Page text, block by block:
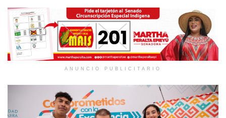
ANUNCIO PUBLICITARIO